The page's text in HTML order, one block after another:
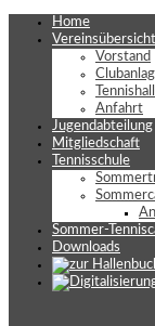
Home
Vereinsübersicht
Vorstand
Anfahrt
Jugendabteilung
Mitgliedschaft
Tennisschule
Sommer-
Downloads